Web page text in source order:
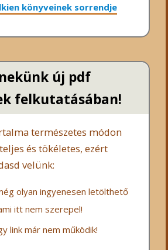
könyveinek sorrendje
új pdf
felkutatásában!
természetes módon
és tökéletes, ezért
velünk:
olyan ingyenesen letölthető
itt nem szerepel!
link már nem működik!